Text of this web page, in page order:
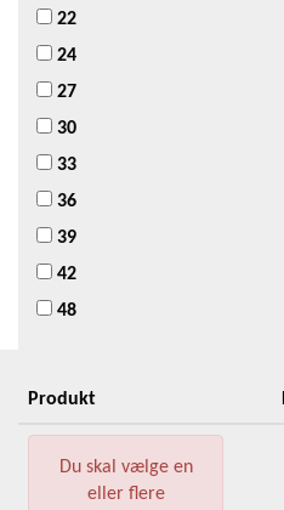
22
24
27
30
33
36
39
42
48
Produkt
Du skal vælge en
eller flere